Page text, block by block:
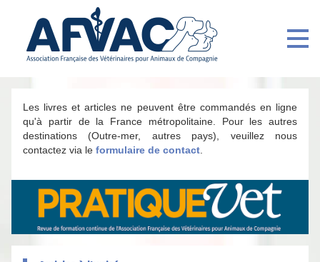
Les livres et articles ne peuvent être commandés en ligne
qu'à partir de la France métropolitaine. Pour les autres
destinations (Outre-mer, autres pays), veuillez nous
contactez via le formulaire de contact